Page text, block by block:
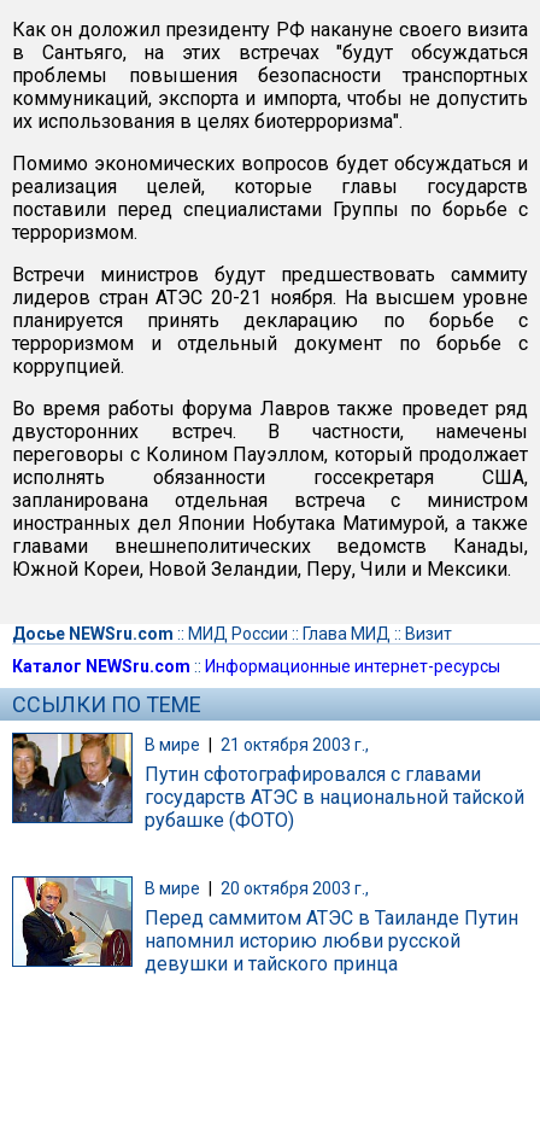
Как он доложил президенту РФ накануне своего визита
в Сантьяго, на этих встречах "будут обсуждаться
проблемы повышения безопасности транспортных
коммуникаций, экспорта и импорта, чтобы не допустить
их использования в целях биотерроризма".
Помимо экономических вопросов будет обсуждаться и
реализация целей, которые главы государств
поставили перед специалистами Группы по борьбе с
терроризмом.
Встречи министров будут предшествовать саммиту
лидеров стран АТЭС 20-21 ноября. На высшем уровне
планируется принять декларацию по борьбе с
терроризмом и отдельный документ по борьбе с
коррупцией.
Во время работы форума Лавров также проведет ряд
двусторонних встреч. В частности, намечены
переговоры с Колином Пауэллом, который продолжает
исполнять обязанности госсекретаря США,
запланирована отдельная встреча с министром
иностранных дел Японии Нобутака Матимурой, а также
главами внешнеполитических ведомств Канады,
Южной Кореи, Новой Зеландии, Перу, Чили и Мексики.
Досье NEWSru.com :: МИД России :: Глава МИД :: Визит
Каталог NEWSru.com :: Информационные интернет-ресурсы
ССЫЛКИ ПО ТЕМЕ
В мире | 21 октября 2003 г.,
Путин сфотографировался с главами
государств АТЭС в национальной тайской
рубашке (ФОТО)
В мире 20 октября 2003 г.,
Перед саммитом АТЭС в Таиланде Путин
напомнил историю любви русской
девушки и тайского принца